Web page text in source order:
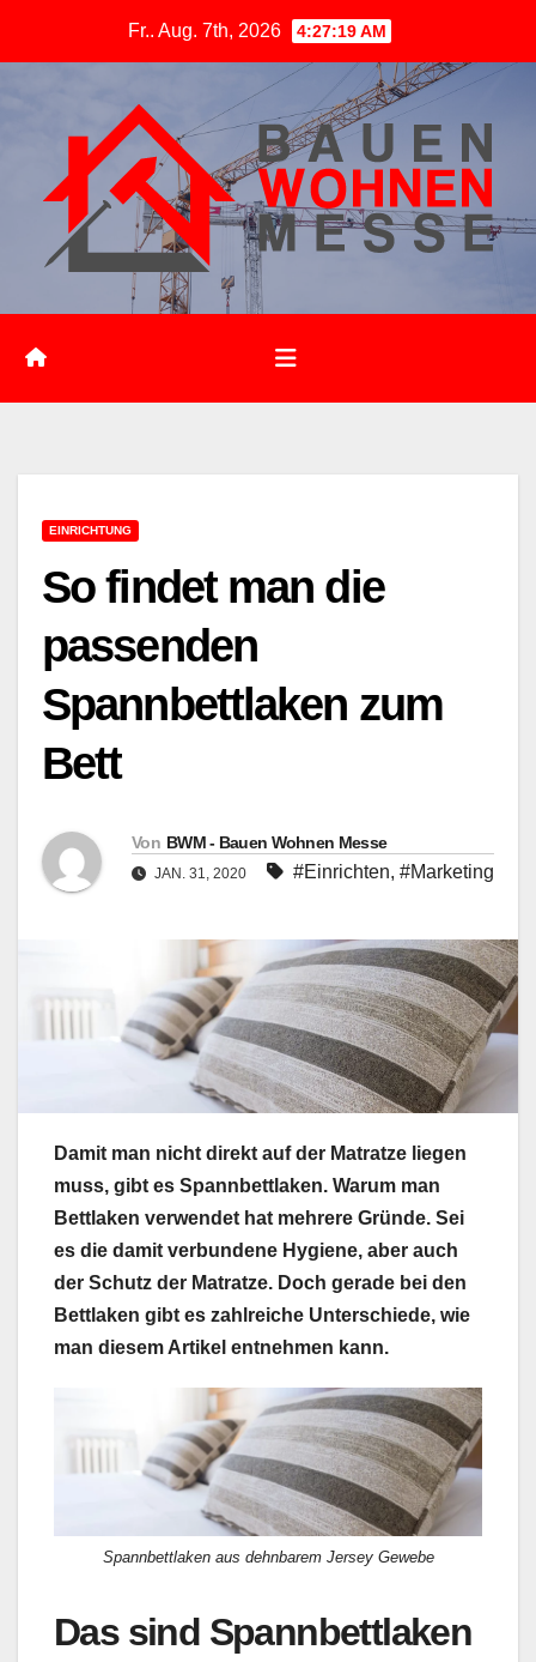
Fr.. Aug. 7th, 2026 4:27:20 AM
EINRICHTUNG
So findet man die
passenden
Spannbettlaken zum
Bett
Von BWM - Bauen Wohnen Messe
JAN. 31, 2020 #Einrichten, #Marketing
Damit man nicht direkt auf der Matratze liegen
muss, gibt es Spannbettlaken. Warum man
Bettlaken verwendet hat mehrere Gründe. Sei
es die damit verbundene Hygiene, aber auch
der Schutz der Matratze. Doch gerade bei den
Bettlaken gibt es zahlreiche Unterschiede, wie
man diesem Artikel entnehmen kann.
Spannbettlaken aus dehnbarem Jersey Gewebe
Das sind Spannbettlaken